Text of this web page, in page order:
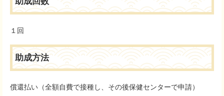
１回
助成方法
償還払い（全額自費で接種し、その後保健センターで申請）